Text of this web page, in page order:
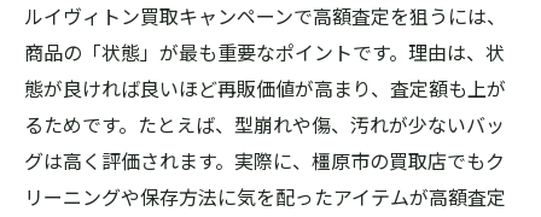
ルイヴィトン買取キャンペーンで高額査定を狙うには、
商品の「状態」が最も重要なポイントです。理由は、状
態が良ければ良いほど再販価値が高まり、査定額も上が
るためです。たとえば、型崩れや傷、汚れが少ないバッ
グは高く評価されます。実際に、橿原市の買取店でもク
リーニングや保存方法に気を配ったアイテムが高額査定